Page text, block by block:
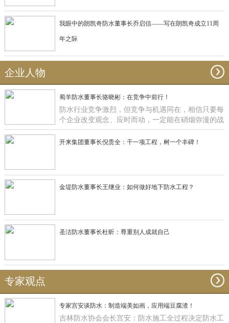
我眼中的朗凯奇防水董事长乔启信——写在朗凯奇成立11周
年之际
企业人物
蜀羊防水董事长骆晓彬：在竞争中前行！
防水行业竞争激烈，但竞争与机遇同在，相信只要每
个企业改变观念、应时而动，一定能在硝烟弥漫的战
场获得一席之地，正如蜀羊防水：一直在竞争中前
行！
开来集团董事长倪贵全：干一项工程，树一个丰碑！
金堤防水董事长王继业：如何做好地下防水工程？
圣洁防水董事长杜昕：尊重别人成就自己
专家观点
专家宫安谈防水：制造端美如画，应用端豆腐渣！
吉林防水协会会长宫安：防水施工全过程决定防水工